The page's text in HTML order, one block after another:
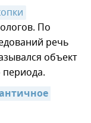
По
речь
объект
периода.